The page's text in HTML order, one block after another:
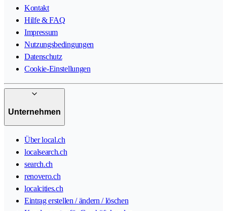
Kontakt
Hilfe & FAQ
Impressum
Nutzungsbedingungen
Datenschutz
Cookie-Einstellungen
Unternehmen
Über local.ch
localsearch.ch
search.ch
renovero.ch
localcities.ch
Eintrag erstellen / ändern / löschen